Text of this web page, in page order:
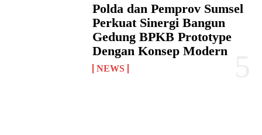
Polda dan Pemprov Sumsel
Perkuat Sinergi Bangun
Gedung BPKB Prototype
Dengan Konsep Modern
NEWS